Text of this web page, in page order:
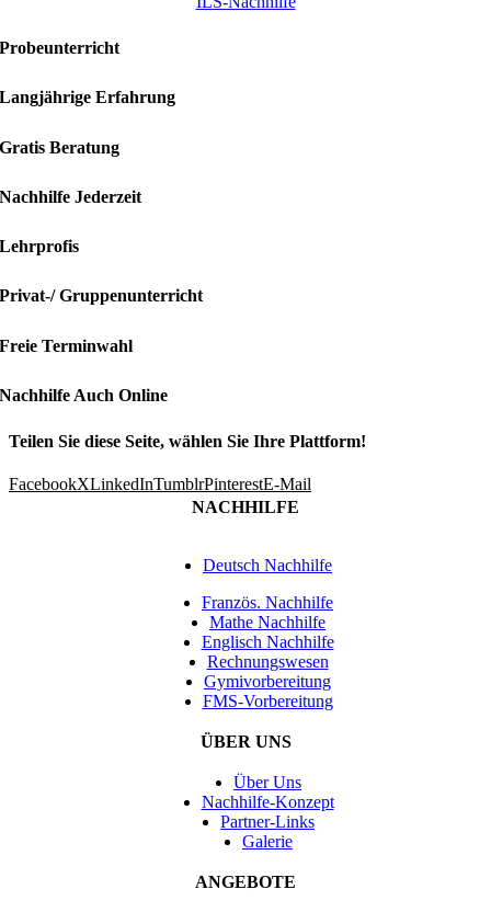
Probeunterricht
Langjährige Erfahrung
Gratis Beratung
Nachhilfe Jederzeit
Lehrprofis
Privat-/ Gruppenunterricht
Freie Terminwahl
Nachhilfe Auch Online
Teilen Sie diese Seite, wählen Sie Ihre Plattform!
FacebookXLinkedInTumblrPinterestE-Mail
NACHHILFE
Deutsch Nachhilfe
Französ. Nachhilfe
Mathe Nachhilfe
Englisch Nachhilfe
Rechnungswesen
Gymivorbereitung
FMS-Vorbereitung
ÜBER UNS
Über Uns
Nachhilfe-Konzept
Partner-Links
Galerie
ANGEBOTE